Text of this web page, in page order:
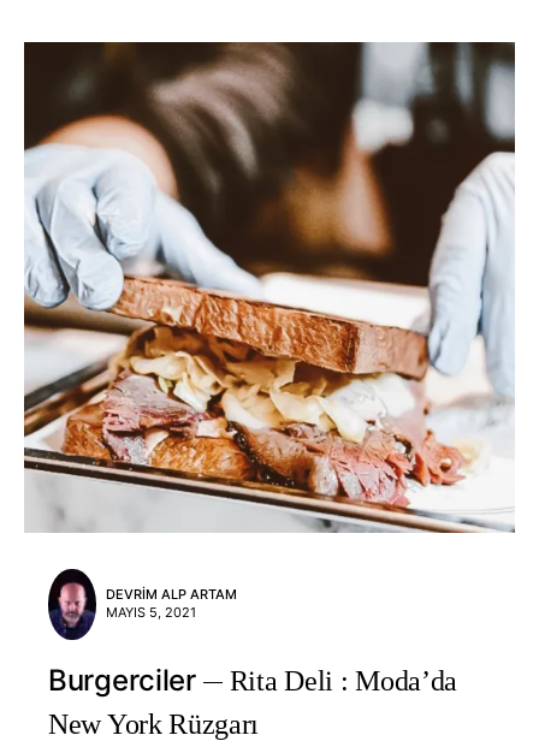
DEVRIM ALP ARTAM
MAYIS 5, 2021
Burgerciler
Rita Deli : Moda’da
New York Rüzgarı